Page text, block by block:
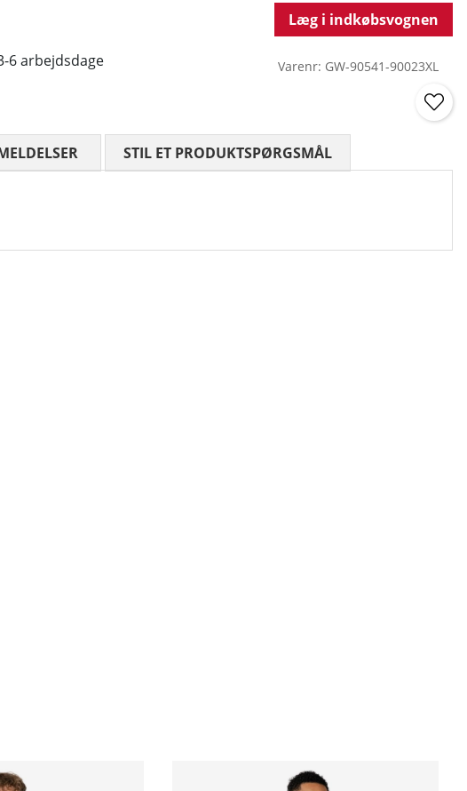
Læg i indkøbsvognen
6 arbejdsdage Varenr: GW-90541-90023XL
GENNEMSNITLIG VURDERING 0 UD AF 5 ANTAL
STIL ET PRODUKTSPØRGSMÅL